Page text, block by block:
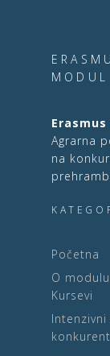
MODUL
Agrarna
na
Početna
O modulu
Kursevi